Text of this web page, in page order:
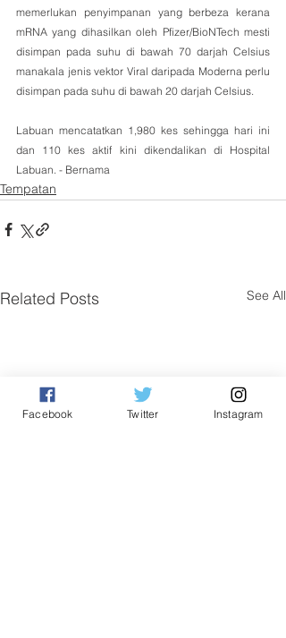
memerlukan penyimpanan yang berbeza kerana
mRNA yang dihasilkan oleh Pfizer/BioNTech mesti
disimpan pada suhu di bawah 70 darjah Celsius
manakala jenis vektor Viral daripada Moderna perlu
disimpan pada suhu di bawah 20 darjah Celsius.
Labuan mencatatkan 1,980 kes sehingga hari ini
dan 110 kes aktif kini dikendalikan di Hospital
Labuan. - Bernama
Tempatan
Related Posts See All
Facebook Twitter Instagram